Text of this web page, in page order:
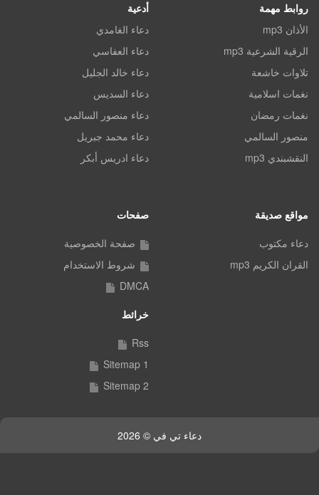
روابط مهمة
الأذان mp3
الرقية الشرعية mp3
تلاوات خاشعة
نغمات اسلامية
نغمات رمضان
منصور السالمي
النقشبندي mp3
أدعية
دعاء الغامدي
دعاء العفاسي
دعاء خالد الجليل
دعاء السديس
دعاء منصور السالمي
دعاء محمد جبريل
دعاء ادريس أبكر
مواقع صديقة
دعاء مكتوب
القران الكريم mp3
صفحات
صفحة الخصوصية
شروط الاستخدام
DMCA
خرائط
Rss
Sitemap 1
Sitemap 2
دعاء تي في © 2026